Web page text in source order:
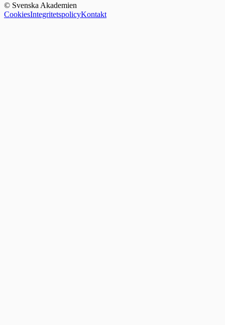
© Svenska Akademien
CookiesIntegritetspolicyKontakt